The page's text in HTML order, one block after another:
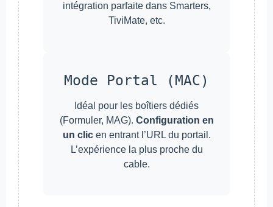
intégration parfaite dans Smarters,
TiviMate, etc.
Mode Portal (MAC)
Idéal pour les boîtiers dédiés
(Formuler, MAG). Configuration en
un clicen entrant l’URL du portail.
L’expérience la plus proche du
cable.